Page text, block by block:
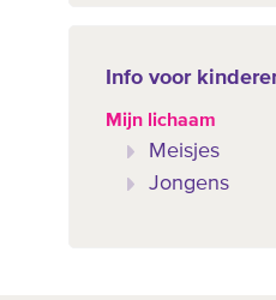
Info voor
Mijn lichaam
Meisjes
Jongens